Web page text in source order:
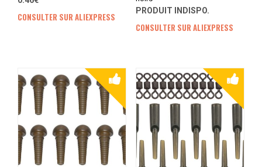
CONSULTER SUR ALIEXPRESS
PRODUIT INDISPO.
CONSULTER SUR ALIEXPRESS